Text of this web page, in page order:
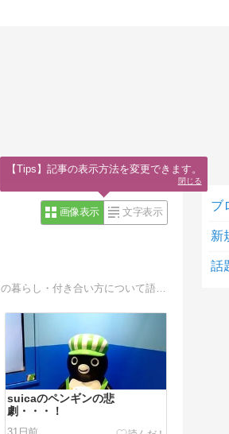
画像表示 文字表示
suicaのペンギンの悲
劇・・・！
ブ
新
話
【Tips】記事の表示方法を変更できます。
閉じる